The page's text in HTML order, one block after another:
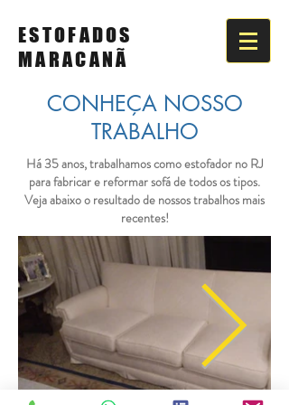
ESTOFADOS
MARACANÃ
CONHEÇA NOSSO
TRABALHO
Há 35 anos, trabalhamos como estofador no RJ
para fabricar e reformar sofá de todos os tipos.
Veja abaixo o resultado de nossos trabalhos mais
recentes!